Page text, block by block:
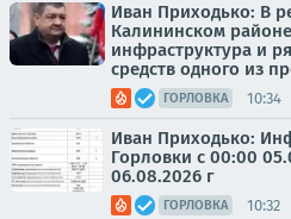
Иван Приходько: В
Калининском
инфраструктура и
средств одного из
ГОРЛОВКА 10:34
Иван Приходько:
Горловки с 00:00
06.08.2026 г
ГОРЛОВКА 10:32